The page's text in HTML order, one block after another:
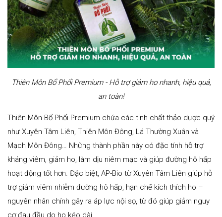
Thiên Môn Bổ Phổi Premium - Hỗ trợ giảm ho nhanh, hiệu quả,
an toàn!
Thiên Môn Bổ Phổi Premium chứa các tinh chất thảo dược quý
như Xuyên Tâm Liên, Thiên Môn Đông, Lá Thường Xuân và
Mạch Môn Đông… Những thành phần này có đặc tính hỗ trợ
kháng viêm, giảm ho, làm dịu niêm mạc và giúp đường hô hấp
hoạt động tốt hơn. Đặc biệt, AP-Bio từ Xuyên Tâm Liên giúp hỗ
trợ giảm viêm nhiễm đường hô hấp, hạn chế kích thích ho –
nguyên nhân chính gây ra áp lực nội sọ, từ đó giúp giảm nguy
cơ đau đầu do ho kéo dài.